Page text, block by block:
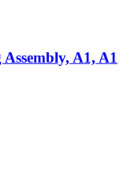
A1, A1